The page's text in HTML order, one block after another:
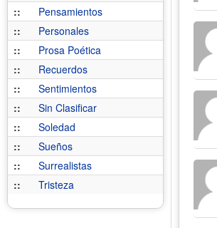
::
Pensamientos
::
Personales
::
Prosa Poética
::
Recuerdos
::
Sentimientos
::
Sin Clasificar
::
Soledad
::
Sueños
::
Surrealistas
::
Tristeza